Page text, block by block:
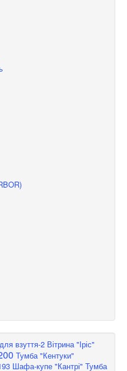
взуття-2 Вітрина "Іріс"
Тумба "Кентуки"
Шафа-купе "Кантрі" Тумба